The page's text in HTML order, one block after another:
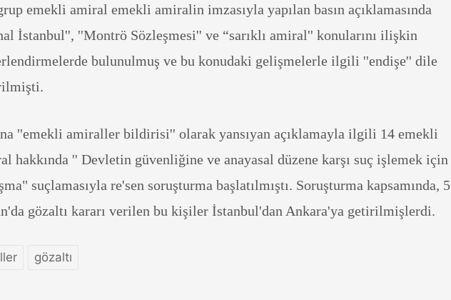
emekli amiral emekli amiralin imzasıyla yapılan basın açıklamasında
İstanbul'', ''Montrö Sözleşmesi'' ve “sarıklı amiral'' konularını ilişkin
bulunulmuş ve bu konudaki gelişmelerle ilgili ''endişe'' dile
''emekli amiraller bildirisi'' olarak yansıyan açıklamayla ilgili 14 emekli
hakkında '' Devletin güvenliğine ve anayasal düzene karşı suç işlemek için
suçlamasıyla re'sen soruşturma başlatılmıştı. Soruşturma kapsamında, 5
gözaltı kararı verilen bu kişiler İstanbul'dan Ankara'ya getirilmişlerdi.
gözaltı